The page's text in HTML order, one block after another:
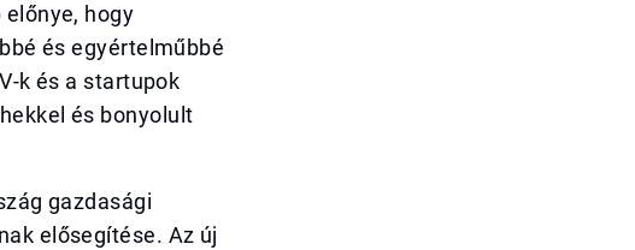
hogy
és egyértelműbbé
k és a startupok
és bonyolult
gazdasági
elősegítése. Az új